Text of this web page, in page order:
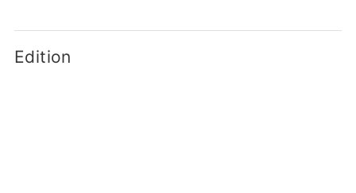
Edition